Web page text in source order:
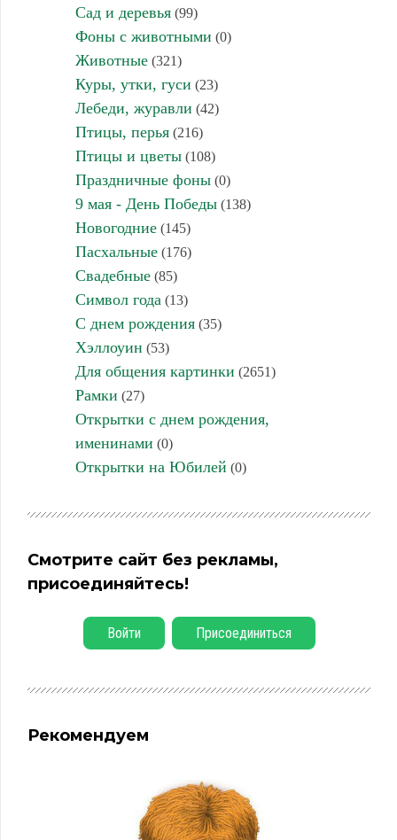
Сад и деревья(99)
Фоны с животными (0)
Животные(321)
Куры, утки, гуси (23)
Лебеди, журавли (42)
Птицы, перья(216)
Птицы и цветы(108)
Праздничные фоны(0)
9 мая - День Победы(138)
Новогодние(145)
Пасхальные(176)
Свадебные(85)
Символ года (13)
С днем рождения(35)
Хэллоуин (53)
Для общения картинки (2651)
Рамки (27)
Открытки с днем рождения,
именинами (0)
Открытки на Юбилей (0)
Смотрите сайт без рекламы,
присоединяйтесь!
Войти Присоединиться
Рекомендуем